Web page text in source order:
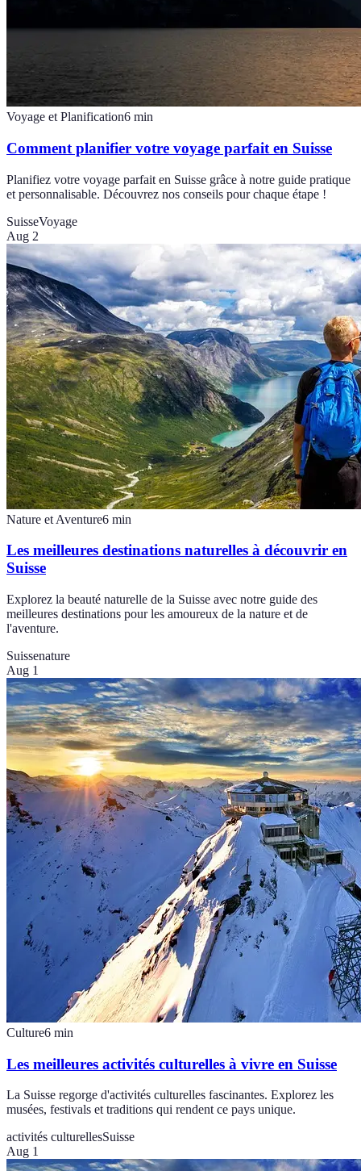
Voyage et Planification6 min
Comment planifier votre voyage parfait en Suisse
Planifiez votre voyage parfait en Suisse grâce à notre guide pratique
et personnalisable. Découvrez nos conseils pour chaque étape !
SuisseVoyage
Aug 2
Nature et Aventure6 min
Les meilleures destinations naturelles à découvrir en
Suisse
Explorez la beauté naturelle de la Suisse avec notre guide des
meilleures destinations pour les amoureux de la nature et de
l'aventure.
Suissenature
Aug 1
Culture6 min
Les meilleures activités culturelles à vivre en Suisse
La Suisse regorge d'activités culturelles fascinantes. Explorez les
musées, festivals et traditions qui rendent ce pays unique.
activités culturellesSuisse
Aug 1